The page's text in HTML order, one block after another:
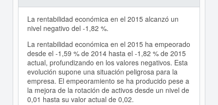
La rentabilidad económica en el 2015 alcanzó un
nivel negativo del -1,82 %.
La rentabilidad económica en el 2015 ha empeorado
desde el -1,59 % de 2014 hasta el -1,82 % de 2015
actual, profundizando en los valores negativos. Esta
evolución supone una situación peligrosa para la
empresa. El empeoramiento se ha producido pese a
la mejora de la rotación de activos desde un nivel de
0,01 hasta su valor actual de 0,02.